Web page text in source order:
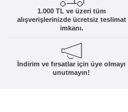
1.000 TL ve üzeri tüm
alışverişlerinizde ücretsiz teslimat
imkanı.
İndirim ve fırsatlar için üye olmayı
unutmayın!